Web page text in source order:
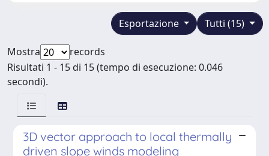
Tutti (15)
Esportazione
Mostra
records
Risultati 1 - 15 di 15 (tempo di esecuzione: 0.046
secondi).
3D vector approach to local thermally
driven slope winds modeling